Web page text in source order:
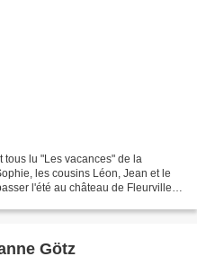
tous lu "Les vacances" de la
les cousins Léon, Jean et le
l'été au château de Fleurville,
Götz